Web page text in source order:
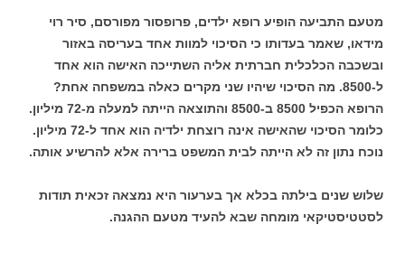
מטעם התביעה הופיע רופא ילדים, פרופסור מפורסם, סיר רוי
מידאו, שאמר בעדותו כי הסיכוי למוות אחד בעריסה באזור
ובשכבה הכלכלית חברתית אליה השתייכה האישה הוא אחד
ל-8500. מה הסיכוי שיהיו שני מקרים כאלה במשפחה אחת?
הרופא הכפיל 8500 ב-8500 והתוצאה הייתה למעלה מ-72 מיליון.
כלומר הסיכוי שהאישה אינה רוצחת ילדיה הוא אחד ל-72 מיליון.
נוכח נתון זה לא הייתה לבית המשפט ברירה אלא להרשיע אותה.
שלוש שנים בילתה בכלא אך בערעור היא נמצאה זכאית תודות
לסטטיסטיקאי מומחה שבא להעיד מטעם ההגנה.